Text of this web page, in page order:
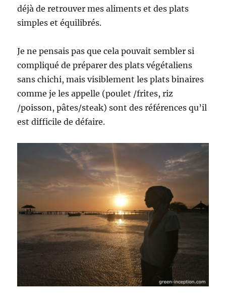
déjà de retrouver mes aliments et des plats
simples et équilibrés.
Je ne pensais pas que cela pouvait sembler si
compliqué de préparer des plats végétaliens
sans chichi, mais visiblement les plats binaires
comme je les appelle (poulet /frites, riz
/poisson, pâtes/steak) sont des références qu’il
est difficile de défaire.